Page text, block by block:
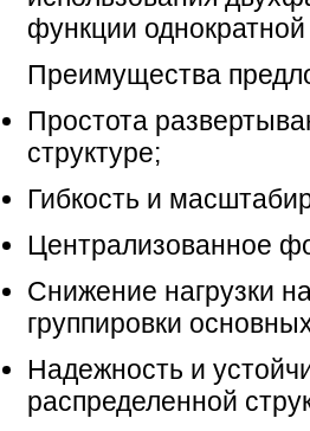
функции
Преимущества
Простота
структуре;
Гибкость и
Централизованное
Снижение нагрузки
группировки
Надежность и
распределенной